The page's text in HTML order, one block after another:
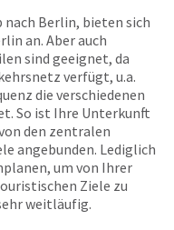
Berlin, bieten sich
an. Aber auch
sind geeignet, da
verfügt, u.a.
die verschiedenen
So ist Ihre Unterkunft
den zentralen
angebunden. Lediglich
um von Ihrer
Ziele zu
weitläufig.